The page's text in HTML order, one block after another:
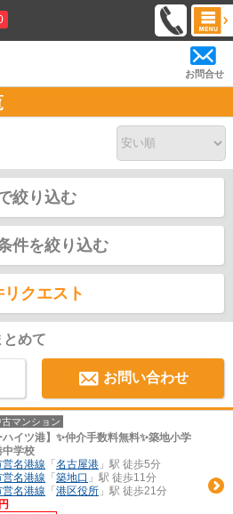
お問合せ
絞り込む
件を絞り込む
リクエスト
めて
お問い合わせ
マンション
ハイツ港】✨️仲介手数料無料✨️築地小学
中学校
名港線 「 名古屋港 」駅 徒歩5分
名港線 「 築地口 」駅 徒歩11分
名港線 「 港区役所 」駅 徒歩21分